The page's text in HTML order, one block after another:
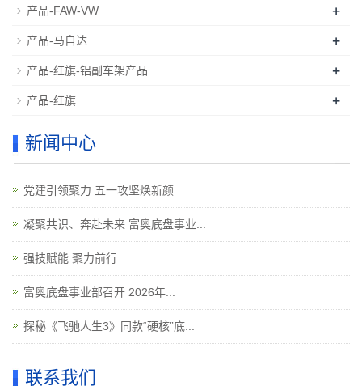
产品-FAW-VW +
产品-马自达 +
产品-红旗-铝副车架产品 +
产品-红旗 +
新闻中心
党建引领聚力 五一攻坚焕新颜
凝聚共识、奔赴未来 富奥底盘事业...
强技赋能 聚力前行
富奥底盘事业部召开 2026年...
探秘《飞驰人生3》同款“硬核”底...
联系我们